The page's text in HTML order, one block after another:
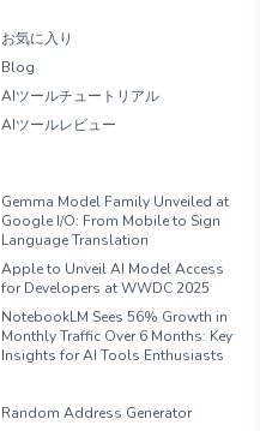
お気に入り
Blog
AIツールチュートリアル
AIツールレビュー
Gemma Model Family Unveiled at
Google I/O: From Mobile to Sign
Language Translation
Apple to Unveil AI Model Access
for Developers at WWDC 2025
NotebookLM Sees 56% Growth in
Monthly Traffic Over 6 Months: Key
Insights for AI Tools Enthusiasts
Random Address Generator